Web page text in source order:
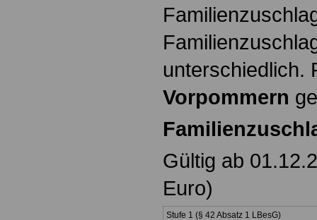
unterschiedlich.
Vorpommern
Gültig ab
Euro)
Stufe 1 (§ 42